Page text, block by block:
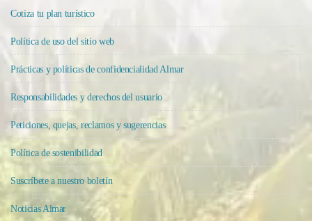
Cotiza tu plan turístico
Política de uso del sitio web
Prácticas y políticas de confidencialidad Almar
Responsabilidades y derechos del usuario
Peticiones, quejas, reclamos y sugerencias
Política de sostenibilidad
Suscríbete a nuestro boletín
Noticias Almar